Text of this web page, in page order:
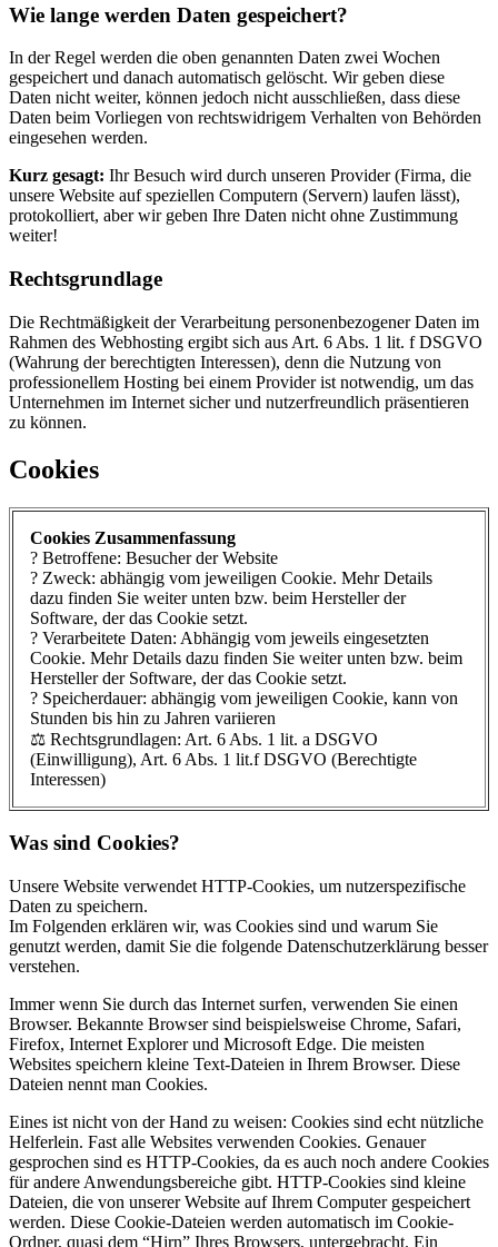
Wie lange werden Daten gespeichert?
In der Regel werden die oben genannten Daten zwei Wochen
gespeichert und danach automatisch gelöscht. Wir geben diese
Daten nicht weiter, können jedoch nicht ausschließen, dass diese
Daten beim Vorliegen von rechtswidrigem Verhalten von Behörden
eingesehen werden.
Kurz gesagt: Ihr Besuch wird durch unseren Provider (Firma, die
unsere Website auf speziellen Computern (Servern) laufen lässt),
protokolliert, aber wir geben Ihre Daten nicht ohne Zustimmung
weiter!
Rechtsgrundlage
Die Rechtmäßigkeit der Verarbeitung personenbezogener Daten im
Rahmen des Webhosting ergibt sich aus Art. 6 Abs. 1 lit. f DSGVO
(Wahrung der berechtigten Interessen), denn die Nutzung von
professionellem Hosting bei einem Provider ist notwendig, um das
Unternehmen im Internet sicher und nutzerfreundlich präsentieren
zu können.
Cookies
Cookies Zusammenfassung
? Betroffene: Besucher der Website
? Zweck: abhängig vom jeweiligen Cookie. Mehr Details
dazu finden Sie weiter unten bzw. beim Hersteller der
Software, der das Cookie setzt.
? Verarbeitete Daten: Abhängig vom jeweils eingesetzten
Cookie. Mehr Details dazu finden Sie weiter unten bzw. beim
Hersteller der Software, der das Cookie setzt.
? Speicherdauer: abhängig vom jeweiligen Cookie, kann von
Stunden bis hin zu Jahren variieren
⚖️ Rechtsgrundlagen: Art. 6 Abs. 1 lit. a DSGVO
(Einwilligung), Art. 6 Abs. 1 lit.f DSGVO (Berechtigte
Interessen)
Was sind Cookies?
Unsere Website verwendet HTTP-Cookies, um nutzerspezifische
Daten zu speichern.
Im Folgenden erklären wir, was Cookies sind und warum Sie
genutzt werden, damit Sie die folgende Datenschutzerklärung besser
verstehen.
Immer wenn Sie durch das Internet surfen, verwenden Sie einen
Browser. Bekannte Browser sind beispielsweise Chrome, Safari,
Firefox, Internet Explorer und Microsoft Edge. Die meisten
Websites speichern kleine Text-Dateien in Ihrem Browser. Diese
Dateien nennt man Cookies.
Eines ist nicht von der Hand zu weisen: Cookies sind echt nützliche
Helferlein. Fast alle Websites verwenden Cookies. Genauer
gesprochen sind es HTTP-Cookies, da es auch noch andere Cookies
für andere Anwendungsbereiche gibt. HTTP-Cookies sind kleine
Dateien, die von unserer Website auf Ihrem Computer gespeichert
werden. Diese Cookie-Dateien werden automatisch im Cookie-
Ordner, quasi dem “Hirn” Ihres Browsers, untergebracht. Ein